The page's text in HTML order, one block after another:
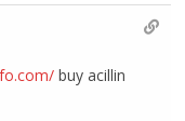
buy acillin